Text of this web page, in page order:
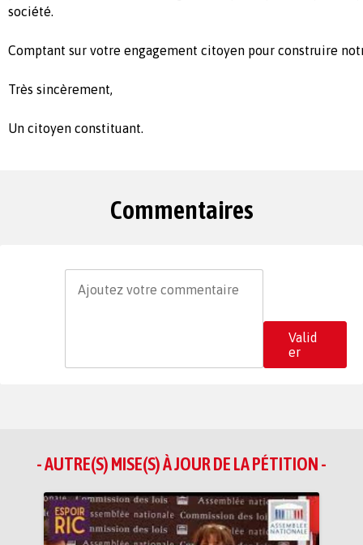
société.
Comptant sur votre engagement citoyen pour construire
Très sincèrement,
Un citoyen constituant.
Commentaires
Valid
er
- AUTRE(S) MISE(S) À JOUR DE LA PÉTITION -